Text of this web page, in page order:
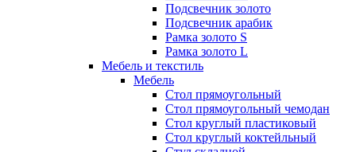
Подсвечник золото
Подсвечник арабик
Рамка золото S
Рамка золото L
Мебель и текстиль
Мебель
Стол прямоугольный
Стол прямоугольный чемодан
Стол круглый пластиковый
Стол круглый коктейльный